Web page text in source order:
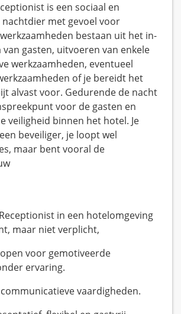
is een sociaal en
met gevoel voor
bestaan uit het in-
van gasten, uitvoeren van enkele
werkzaamheden, eventueel
of je bereidt het
alvast voor. Gedurende de nacht
voor de gasten en
veiligheid binnen het hotel. Je
beveiliger, je loopt wel
maar bent vooral de
in een hotelomgeving
maar niet verplicht,
voor gemotiveerde
ervaring.
vaardigheden.